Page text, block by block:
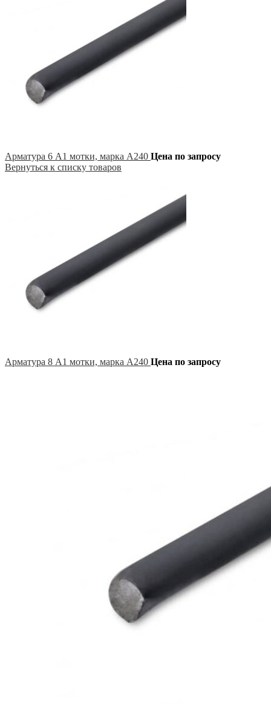
Арматура 6 А1 мотки, марка А240 Цена по запросу
Вернуться к списку товаров
Арматура 8 А1 мотки, марка А240 Цена по запросу